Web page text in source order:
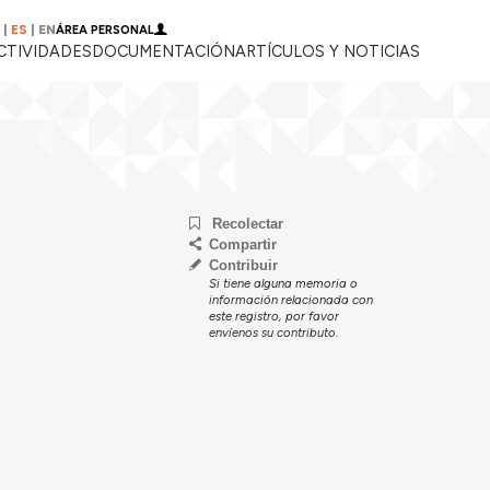
ES ENÁREA PERSONAL
DOCUMENTACIÓNARTÍCULOS Y NOTICIAS
Recolectar
Compartir
Contribuir
Si tiene alguna memoria o
información relacionada con
este registro, por favor
envíenos su contributo.